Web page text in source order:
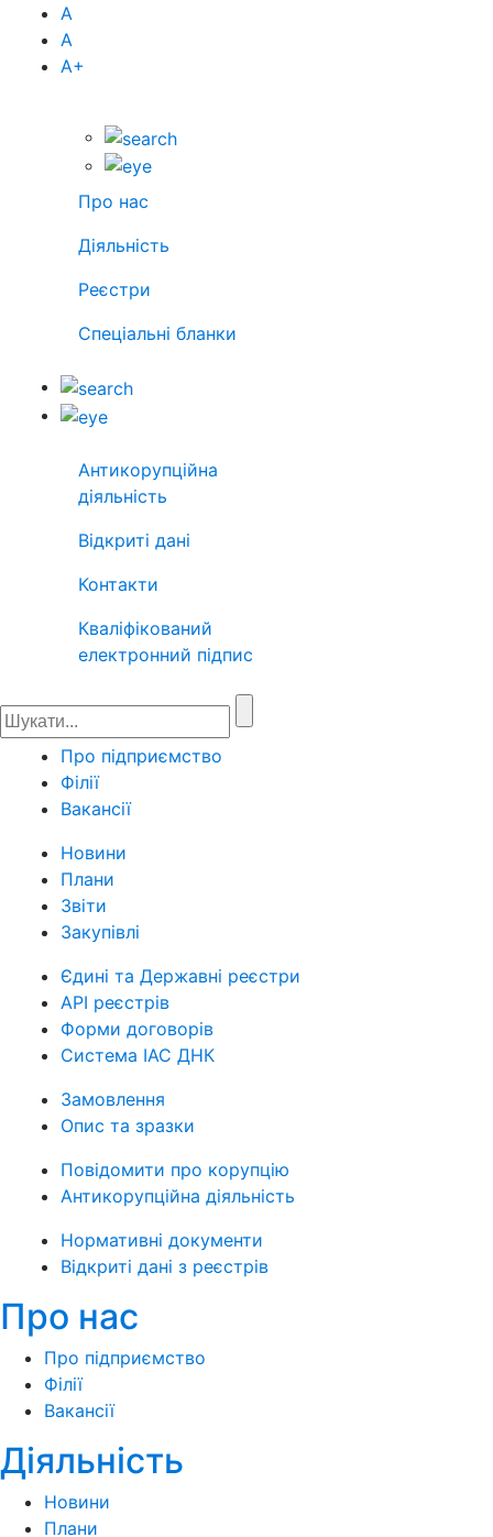
А
А
А+
Про нас
Діяльність
Реєстри
Спеціальні бланки
Антикорупційна
діяльність
Відкриті дані
Контакти
Кваліфікований
електронний підпис
Про підприємство
Філії
Вакансії
Новини
Плани
Звіти
Закупівлі
Єдині та Державні реєстри
API реєстрів
Форми договорів
Система ІАС ДНК
Замовлення
Опис та зразки
Повідомити про корупцію
Антикорупційна діяльність
Нормативні документи
Відкриті дані з реєстрів
Про нас
Про підприємство
Філії
Вакансії
Діяльність
Новини
Плани